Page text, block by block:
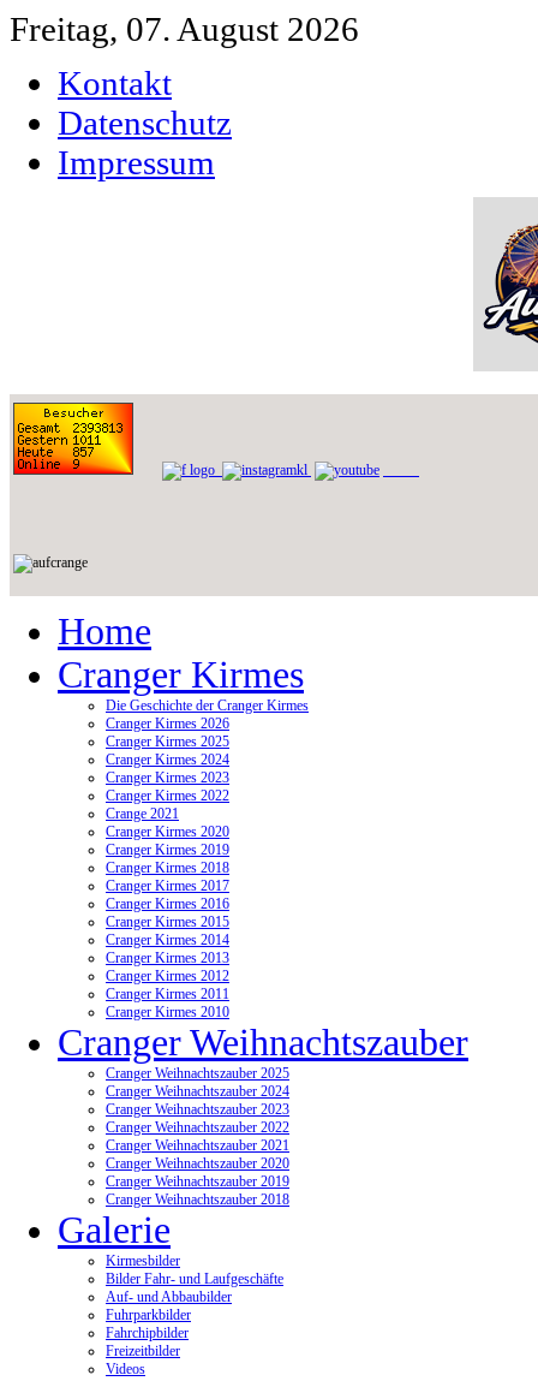
Freitag, 07. August 2026
Kontakt
Datenschutz
Impressum
Home
Cranger Kirmes
Die Geschichte der Cranger Kirmes
Cranger Kirmes 2026
Cranger Kirmes 2025
Cranger Kirmes 2024
Cranger Kirmes 2023
Cranger Kirmes 2022
Crange 2021
Cranger Kirmes 2020
Cranger Kirmes 2019
Cranger Kirmes 2018
Cranger Kirmes 2017
Cranger Kirmes 2016
Cranger Kirmes 2015
Cranger Kirmes 2014
Cranger Kirmes 2013
Cranger Kirmes 2012
Cranger Kirmes 2011
Cranger Kirmes 2010
Cranger Weihnachtszauber
Cranger Weihnachtszauber 2025
Cranger Weihnachtszauber 2024
Cranger Weihnachtszauber 2023
Cranger Weihnachtszauber 2022
Cranger Weihnachtszauber 2021
Cranger Weihnachtszauber 2020
Cranger Weihnachtszauber 2019
Cranger Weihnachtszauber 2018
Galerie
Kirmesbilder
Bilder Fahr- und Laufgeschäfte
Auf- und Abbaubilder
Fuhrparkbilder
Fahrchipbilder
Freizeitbilder
Videos